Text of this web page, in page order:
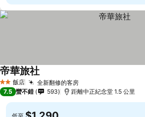
2 星級飯店 全新翻修的客房
帝華旅社
7.5 蠻不錯 593 距離中正紀念堂 1.5 公里
低至